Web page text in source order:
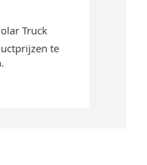
Truck
te